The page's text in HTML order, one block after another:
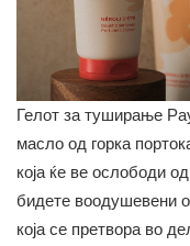
Гелот за туширање
масло од горка
која ќе ве ослободи
бидете воодушевени
која се претвора во